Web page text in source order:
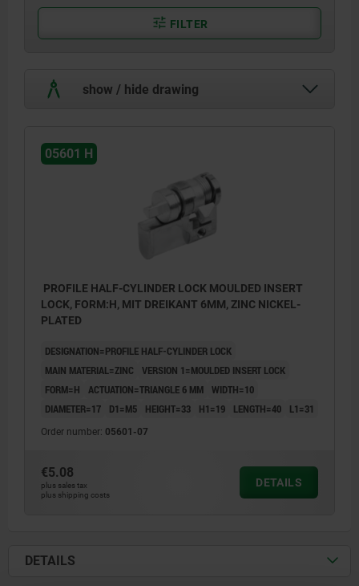
FILTER
show / hide drawing
05601 H
PROFILE HALF-CYLINDER LOCK MOULDED INSERT
LOCK, FORM:H, MIT DREIKANT 6MM, ZINC NICKEL-
PLATED
DESIGNATION=PROFILE HALF-CYLINDER LOCK
MAIN MATERIAL=ZINC
VERSION 1=MOULDED INSERT LOCK
FORM=H
ACTUATION=TRIANGLE 6 MM WIDTH=10
DIAMETER=17
D1=M5 HEIGHT=33 H1=19 LENGTH=40 L1=31
Order number: 05601-07
€5.08
plus sales tax
plus shipping costs
DETAILS
DETAILS